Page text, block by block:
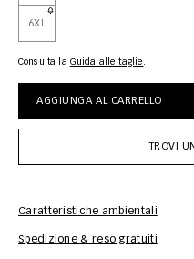
6XL
Consulta la guida alle taglie
AGGIUNGA AL CARRELLO
TROVI
Caratteristiche ambientali
Spedizione & reso gratuiti